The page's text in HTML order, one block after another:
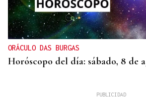
ORÁCULO DAS BURGAS
Horóscopo del día: sábado, 8 de